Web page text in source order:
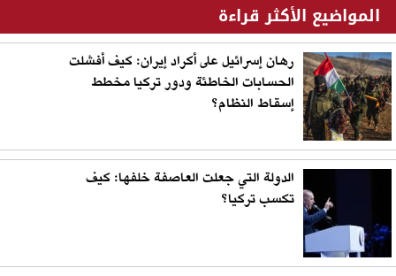
المواضيع الأكثر قراءة
رهان إسرائيل على أكراد إيران: كيف أفشلت
الحسابات الخاطئة ودور تركيا مخطط
إسقاط النظام؟
الدولة التي جعلت العاصفة خلفها: كيف
تكسب تركيا؟